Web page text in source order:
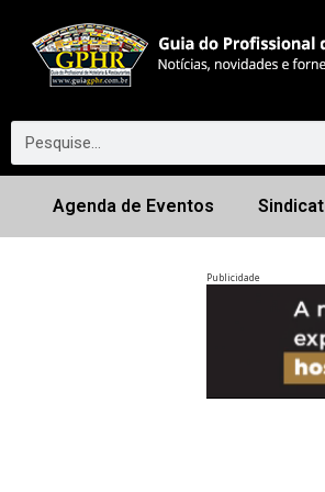
Agenda de Eventos
Publicidade